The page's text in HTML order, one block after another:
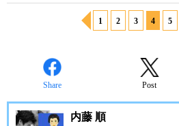
1 2 3 4 5
Share Post
内藤 順